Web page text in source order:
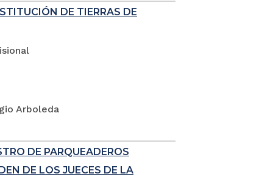
DE TIERRAS DE
Arboleda
DE PARQUEADEROS
DE LOS JUECES DE LA